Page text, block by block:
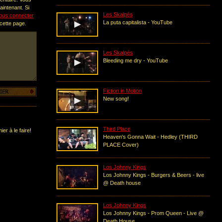
Si
connecter
page.
à le faire!
Les Skalpés
La puta capitalista - YouTube
Les Skalpés
Bleeding me dry - YouTube
Fiction in Motion
New song!
Third Place
Heaven's Gonna Wait - Hedley (THIRD
PLACE Cover)
Los Johnny Kings
Los Johnny Kings - Burgers & Beers - live
@ Death house
Los Johnny Kings
Los Johnny Kings - Prom Queen - Live @